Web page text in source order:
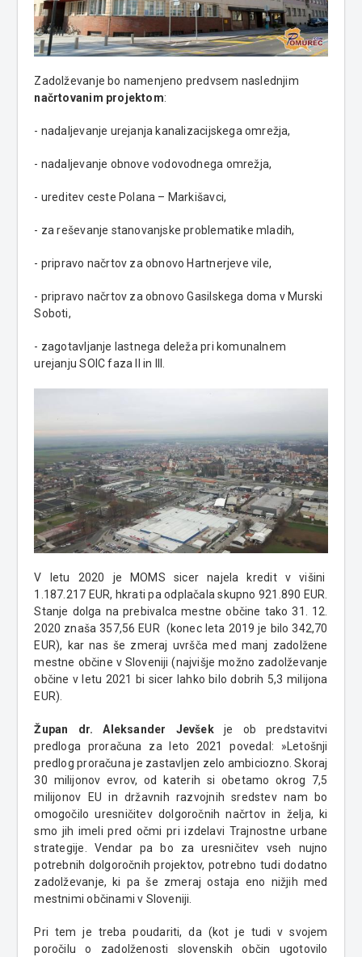
Zadolževanje bo namenjeno predvsem naslednjim
načrtovanim projektom:
- nadaljevanje urejanja kanalizacijskega omrežja,
- nadaljevanje obnove vodovodnega omrežja,
- ureditev ceste Polana – Markišavci,
- za reševanje stanovanjske problematike mladih,
- pripravo načrtov za obnovo Hartnerjeve vile,
- pripravo načrtov za obnovo Gasilskega doma v Murski
Soboti,
- zagotavljanje lastnega deleža pri komunalnem
urejanju SOIC faza II in III.
V letu 2020 je MOMS sicer najela kredit v višini
1.187.217 EUR, hkrati pa odplačala skupno 921.890 EUR.
Stanje dolga na prebivalca mestne občine tako 31. 12.
2020 znaša 357,56 EUR (konec leta 2019 je bilo 342,70
EUR), kar nas še zmeraj uvršča med manj zadolžene
mestne občine v Sloveniji (najvišje možno zadolževanje
občine v letu 2021 bi sicer lahko bilo dobrih 5,3 milijona
EUR).
Župan dr. Aleksander Jevšekje ob predstavitvi
predloga proračuna za leto 2021 povedal: »Letošnji
predlog proračuna je zastavljen zelo ambiciozno. Skoraj
30 milijonov evrov, od katerih si obetamo okrog 7,5
milijonov EU in državnih razvojnih sredstev nam bo
omogočilo uresničitev dolgoročnih načrtov in želja, ki
smo jih imeli pred očmi pri izdelavi Trajnostne urbane
strategije. Vendar pa bo za uresničitev vseh nujno
potrebnih dolgoročnih projektov, potrebno tudi dodatno
zadolževanje, ki pa še zmeraj ostaja eno nižjih med
mestnimi občinami v Sloveniji.
Pri tem je treba poudariti, da (kot je tudi v svojem
poročilu o zadolženosti slovenskih občin ugotovilo